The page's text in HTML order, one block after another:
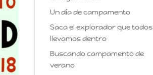
Un día de campamento
Saca el explorador que todos
llevamos dentro
Buscando campamento de
verano